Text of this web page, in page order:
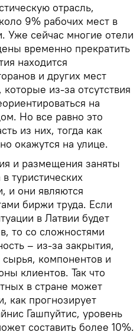
отрасль,
9% рабочих мест в
Уже сейчас многие отели
временно прекратить
находится
и других мест
из-за отсутствия
на
Но все равно это
из них, тогда как
окажутся на улице.
и размещения заняты
туристических
и они являются
биржи труда. Если
в Латвии будет
то со сложностями
– из-за закрытия,
компонентов и
клиентов. Так что
в стране может
как прогнозирует
Гашпуйтис, уровень
составить более 10%.